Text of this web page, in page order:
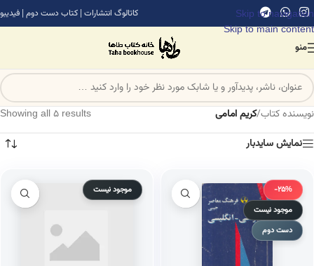
Skip to navigation
Skip to main content
کاتالوگ انتشارات | کتاب دست دوم | فیدیبو
منو
نویسنده کتاب/کریم امامی
Showing all 5 results
نمایش سایدبار
-25%
موجود نیست
دست دوم
موجود نیست